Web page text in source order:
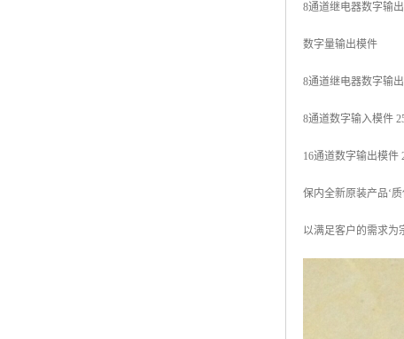
8通道继电器数字输
数字量输出模件
8通道继电器数字输
8通道数字输入模件
16通道数字输出模件
保内全新原装产品‘
以满足客户的需求